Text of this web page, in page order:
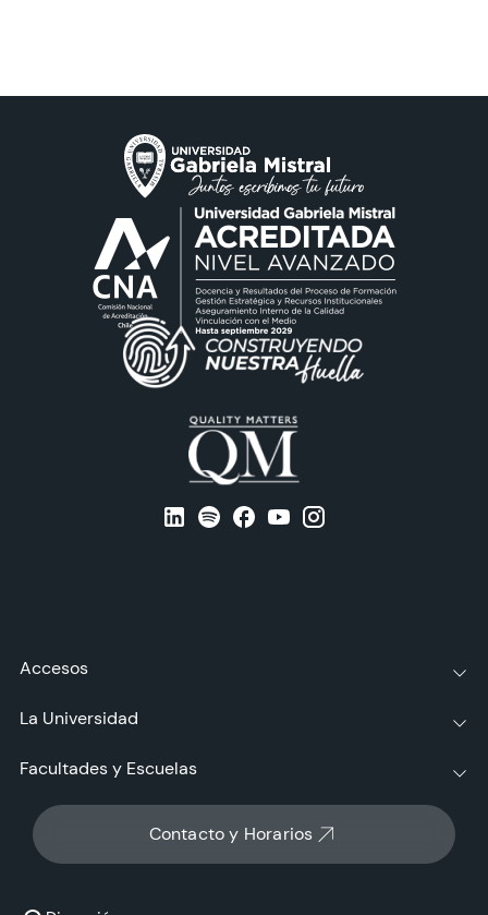
Contacto y Horarios
Accesos
La Universidad
Facultades y Escuelas